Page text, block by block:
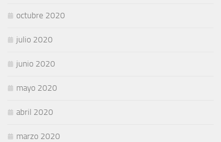
octubre 2020
julio 2020
junio 2020
mayo 2020
abril 2020
marzo 2020